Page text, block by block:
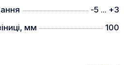
ЗІНИЦІ 100 ММ
-5 ... +3
мм
100